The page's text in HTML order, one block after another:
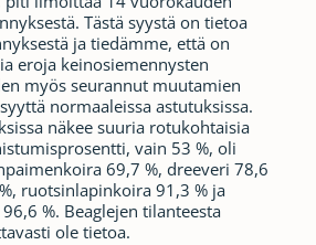
Tästä syystä on tietoa
ja tiedämme, että on
eroja keinosiemennysten
myös seurannut muutamien
normaaleissa astutuksissa.
näkee suuria rotukohtaisia
vain 53 %, oli
69,7 %, dreeveri 78,6
ruotsinlapinkoira 91,3 % ja
%. Beaglejen tilanteesta
ole tietoa.